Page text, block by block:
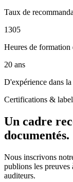
Taux de
1305
Heures de formation
20 ans
D'expérience dans
Certifications &
Un cadre
documentés.
Nous inscrivons
publions les preuves
auditeurs.